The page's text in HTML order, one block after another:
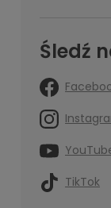
Śledź
TikTok